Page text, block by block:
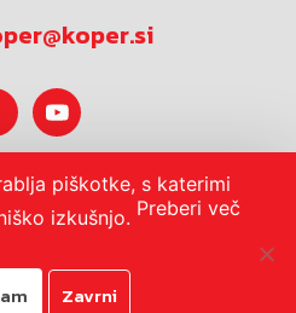
piškotke, s katerimi
izkušnjo. Preberi več
Zavrni